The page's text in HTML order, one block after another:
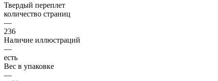
Твердый переплет
количество страниц
—
236
Наличие иллюстраций
—
есть
Вес в упаковке
—